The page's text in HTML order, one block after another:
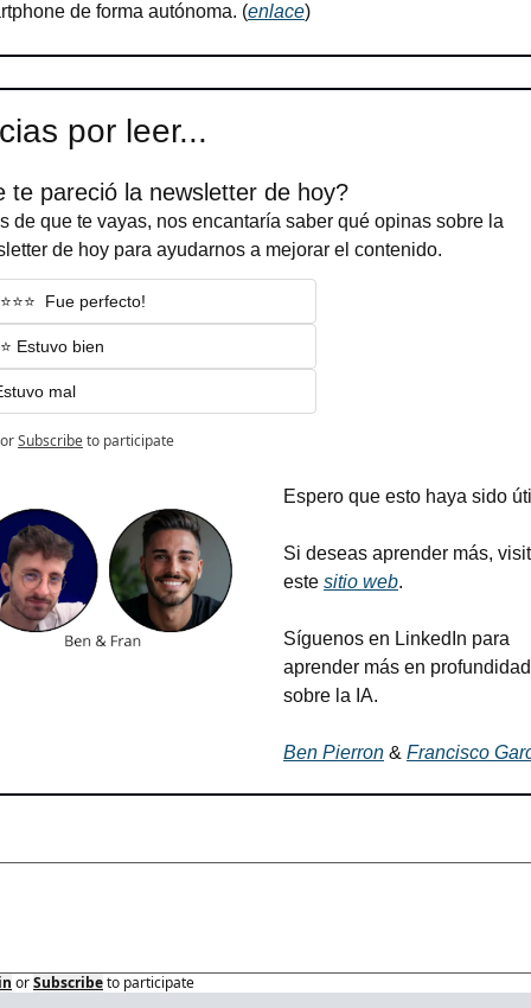
de forma autónoma. (enlace)
por leer...
te pareció la newsletter de hoy?
de que te vayas, nos encantaría saber qué opinas sobre la
de hoy para ayudarnos a mejorar el contenido.
Fue perfecto!
Estuvo bien
mal
orSubscribeto participate
Espero que esto haya sido
Si deseas aprender más,
este sitio web.
Síguenos en LinkedIn para
aprender más en profundidad
sobre la IA.
Ben Pierron & Francisco
orSubscribeto participate